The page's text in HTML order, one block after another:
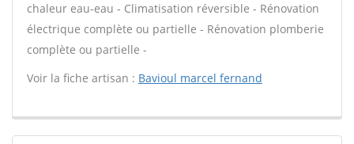
chaleur eau-eau - Climatisation réversible - Rénovation
électrique complète ou partielle - Rénovation plomberie
complète ou partielle -
Voir la fiche artisan : Bavioul marcel fernand